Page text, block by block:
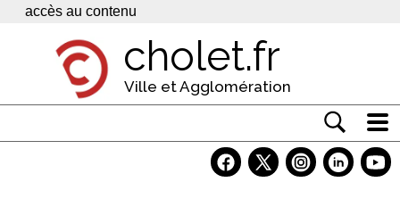
Panneau de gestion des cookies
accès au contenu
cholet.fr
Ville et Agglomération